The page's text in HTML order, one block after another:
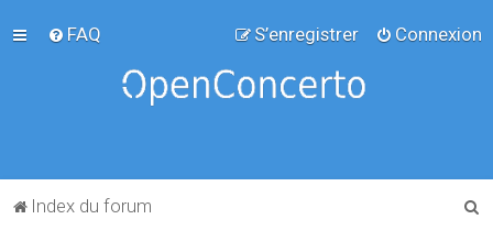
FAQ Connexion
S’enregistrer
Index du forum